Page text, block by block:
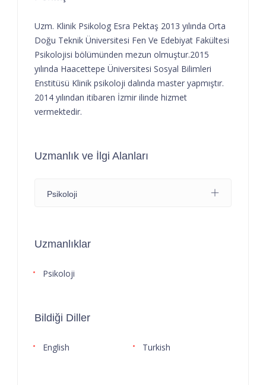
Uzm. Klinik Psikolog Esra Pektaş 2013 yılında Orta
Doğu Teknik Üniversitesi Fen Ve Edebiyat Fakültesi
Psikolojisi bölümünden mezun olmuştur.2015
yılında Haacettepe Üniversitesi Sosyal Bilimleri
Enstitüsü Klinik psikoloji dalında master yapmıştır.
2014 yılından itibaren İzmir ilinde hizmet
vermektedir.
Uzmanlık ve İlgi Alanları
Psikoloji
Uzmanlıklar
Psikoloji
Bildiği Diller
English Turkish